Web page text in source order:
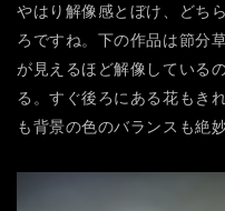
やはり解像感とぼけ、どち
ろですね。下の作品は節分
が見えるほど解像している
る。すぐ後ろにある花もき
も背景の色のバランスも絶